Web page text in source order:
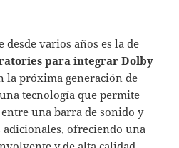
varios años es la de
para integrar Dolby
la próxima generación de
tecnología que permite
una barra de sonido y
ofreciendo una